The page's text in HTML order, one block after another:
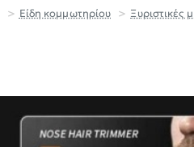
Είδη κομμωτηρίου Ξυριστικές